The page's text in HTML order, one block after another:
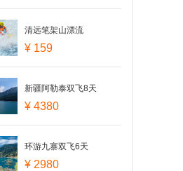
清远笔架山漂流
¥ 159
新疆阿勒泰双飞8天
¥ 4380
环游九寨双飞6天
¥ 2980